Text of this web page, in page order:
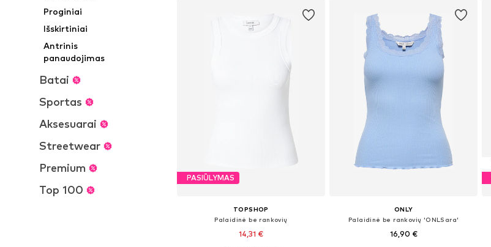
Proginiai
Išskirtiniai
Antrinis
panaudojimas
Batai
Sportas
Aksesuarai
Streetwear
Premium
Top 100
PASIŪLYMAS
TOPSHOP
Palaidinė be rankovių
14,31 €
ONLY
Palaidinė be rankovių 'ONLSara'
16,90 €